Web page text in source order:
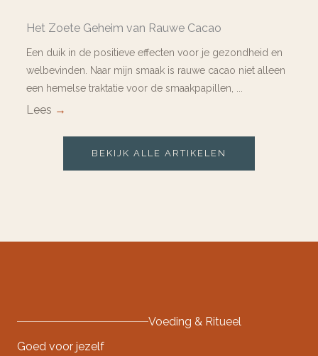
Het Zoete Geheim van Rauwe Cacao
Een duik in de positieve effecten voor je gezondheid en
welbevinden. Naar mijn smaak is rauwe cacao niet alleen
een hemelse traktatie voor de smaakpapillen, ...
Lees →
BEKIJK ALLE ARTIKELEN
Voeding & Ritueel
Goed voor jezelf